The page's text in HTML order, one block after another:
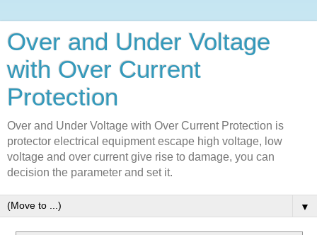
Over and Under Voltage
with Over Current
Protection
Over and Under Voltage with Over Current Protection is
protector electrical equipment escape high voltage, low
voltage and over current give rise to damage, you can
decision the parameter and set it.
▼